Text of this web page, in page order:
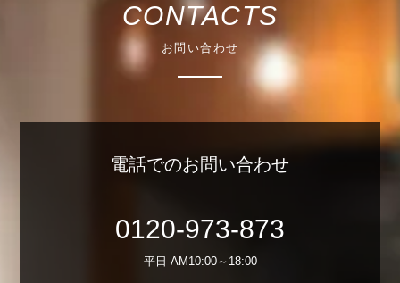
CONTACTS
お問い合わせ
電話でのお問い合わせ
0120-973-873
平日 AM10:00～18:00